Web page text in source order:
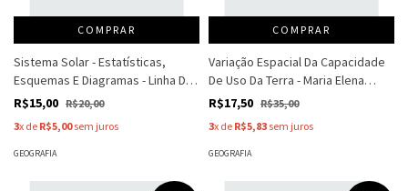
COMPRAR
Sistema Solar - Estatísticas,
Esquemas E Diagramas - Linha Do
Tempo - Steve Parker
R$15,00 R$20,00
3x de R$5,00sem juros
GEOGRAFIA
COMPRAR
Variação Espacial Da Capacidade
De Uso Da Terra - Maria Elena
Ramos Simielli
R$17,50 R$35,00
3x de R$5,83 sem juros
GEOGRAFIA